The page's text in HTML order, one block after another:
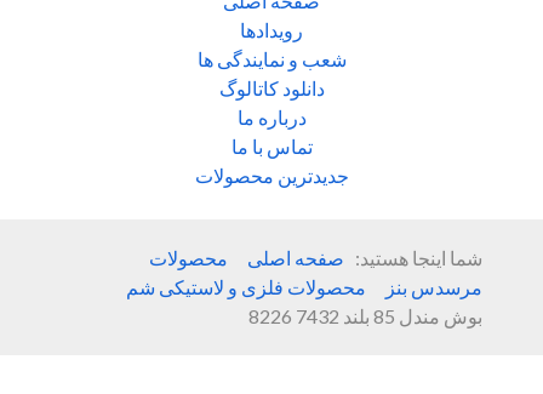
رویدادها
شعب و نمایندگی ها
دانلود کاتالوگ
درباره ما
تماس با ما
جدیدترین محصولات
شما اینجا هستید: صفحه اصلی
محصولات
مرسدس بنز
محصولات فلزی و لاستیکی شم
بوش مندل 85 بلند 7432 8226